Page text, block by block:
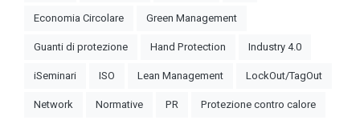
Economia Circolare
Green Management
Guanti di protezione
Hand Protection
Industry 4.0
iSeminari
ISO Lean Management
LockOut/TagOut
Network
Normative PR
Protezione contro calore